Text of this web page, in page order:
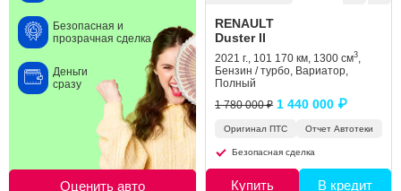
Безопасная и
прозрачная сделка
Деньги
сразу
Оценить авто
RENAULT
Duster II
2021 г., 101 170 км, 1300 см3,
Бензин / турбо, Вариатор,
Полный
1 780 000 ₽ 1 440 000 ₽
Оригинал ПТС Отчет Автотеки
Безопасная сделка
Купить В кредит